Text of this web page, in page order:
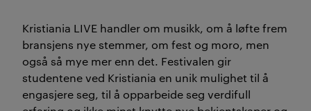
Kristiania LIVE handler om musikk, om å løfte frem
bransjens nye stemmer, om fest og moro, men
også så mye mer enn det. Festivalen gir
studentene ved Kristiania en unik mulighet til å
engasjere seg, til å opparbeide seg verdifull